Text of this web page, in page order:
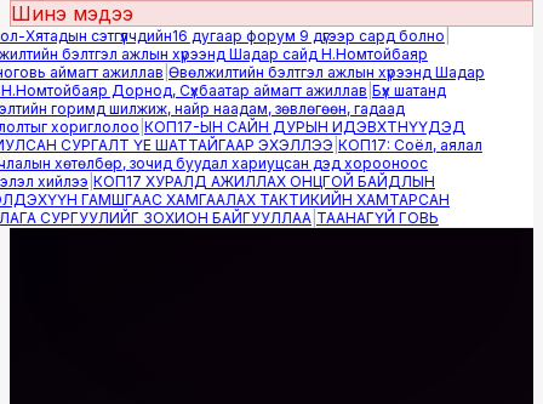
Шинэ мэдээ
Хятадын сэтгүүлчдийн16 дугаар форум 9 дүгээр сард болно|
бэлтгэл ажлын хүрээнд Шадар сайд Н.Номтойбаяр
аймагт ажиллав|Өвөлжилтийн бэлтгэл ажлын хүрээнд Шадар
Дорнод, Сүхбаатар аймагт ажиллав|Бүх шатанд
горимд шилжиж, найр наадам, зөвлөгөөн, гадаад
хориглолоо|КОП17-ЫН САЙН ДУРЫН ИДЭВХТНҮҮДЭД
СУРГАЛТ ҮЕ ШАТТАЙГААР ЭХЭЛЛЭЭ|КОП17: Соёл, аялал
хөтөлбөр, зочид буудал хариуцсан дэд хорооноос
хийлээ|КОП17 ХУРАЛД АЖИЛЛАХ ОНЦГОЙ БАЙДЛЫН
ГАМШГААС ХАМГААЛАХ ТАКТИКИЙН ХАМТАРСАН
СУРГУУЛИЙГ ЗОХИОН БАЙГУУЛЛАА|ТААНАГҮЙ ГОВЬ